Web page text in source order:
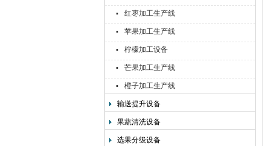
红枣加工生产线
苹果加工生产线
柠檬加工设备
芒果加工生产线
橙子加工生产线
输送提升设备
果蔬清洗设备
选果分级设备